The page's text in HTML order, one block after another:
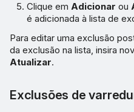
Clique emAdicionar ou
é adicionada à lista de
Para editar uma exclusão
da exclusão na lista, insira
Atualizar.
Exclusões de